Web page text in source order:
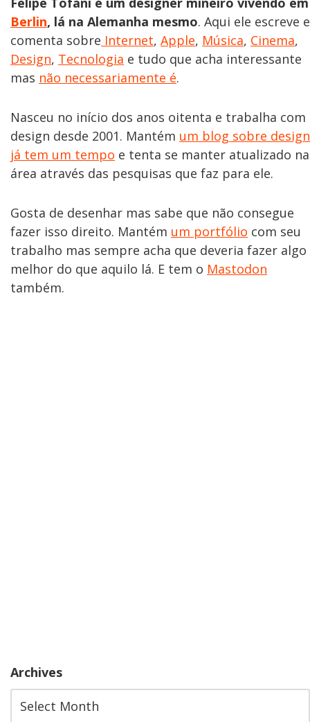
Berlin, lá na Alemanha mesmo. Aqui ele escreve e
comenta sobre Internet, Apple, Música, Cinema,
Design, Tecnologia e tudo que acha interessante
mas não necessariamente é.
Nasceu no início dos anos oitenta e trabalha com
design desde 2001. Mantém um blog sobre design
já tem um tempo e tenta se manter atualizado na
área através das pesquisas que faz para ele.
Gosta de desenhar mas sabe que não consegue
fazer isso direito. Mantém um portfólio com seu
trabalho mas sempre acha que deveria fazer algo
melhor do que aquilo lá. E tem o Mastodon
também.
Archives